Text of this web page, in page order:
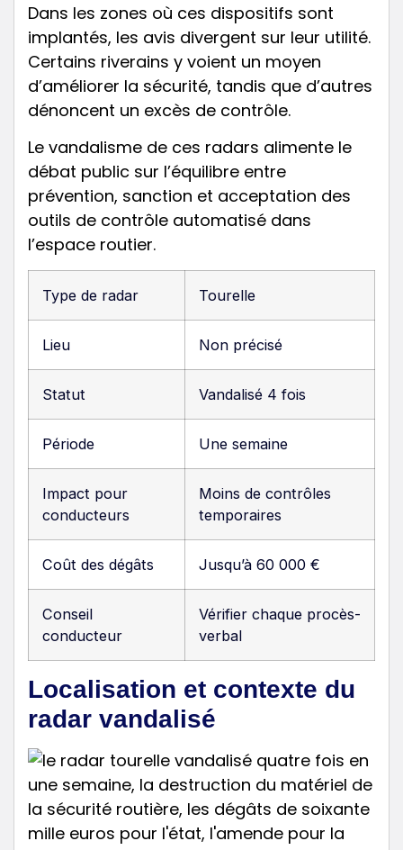
Dans les zones où ces dispositifs sont
implantés, les avis divergent sur leur utilité.
Certains riverains y voient un moyen
d’améliorer la sécurité, tandis que d’autres
dénoncent un excès de contrôle.
Le vandalisme de ces radars alimente le
débat public sur l’équilibre entre
prévention, sanction et acceptation des
outils de contrôle automatisé dans
l’espace routier.
Type de radar Tourelle
Lieu Non précisé
Statut Vandalisé 4 fois
Période Une semaine
Impact pour
conducteurs
Moins de contrôles
temporaires
Coût des dégâts Jusqu’à 60 000 €
Conseil
conducteur
Vérifier chaque procès-
verbal
Localisation et contexte du
radar vandalisé